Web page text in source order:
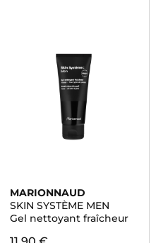
MARIONNAUD
SKIN SYSTÈME MEN
Gel nettoyant fraîcheur